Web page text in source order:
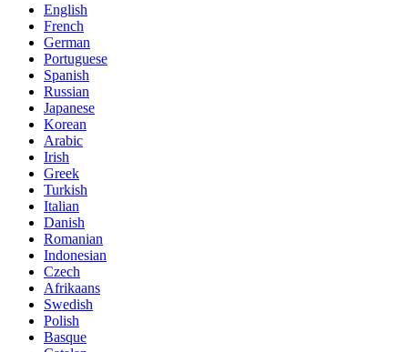
English
French
German
Portuguese
Spanish
Russian
Japanese
Korean
Arabic
Irish
Greek
Turkish
Italian
Danish
Romanian
Indonesian
Czech
Afrikaans
Swedish
Polish
Basque